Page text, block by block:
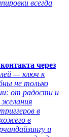
всегда
через
— ключ к
не только
от радости и
желания
в
в
и